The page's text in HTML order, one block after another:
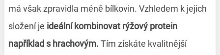
má však zpravidla méně bílkovin. Vzhledem k jejich
složení je ideální kombinovat rýžový protein
například s hrachovým. Tím získáte kvalitnější